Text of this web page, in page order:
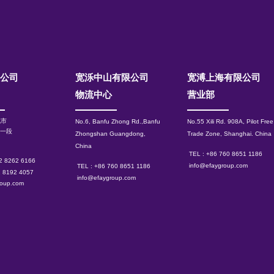
司
段
8262 6166
8192 4057
宽泺中山有限公司
物流中心
No.6, Banfu Zhong Rd.,Banfu
Zhongshan Guangdong,
China
TEL : +86 760 8651 1186
info@efaygroup.com
​宽溥上海有限公司
营业部
No.55 Xili Rd. 908A, Pilot Free
Trade Zone, Shanghai.China
TEL : +86 760 8651 1186
info@efaygroup.com